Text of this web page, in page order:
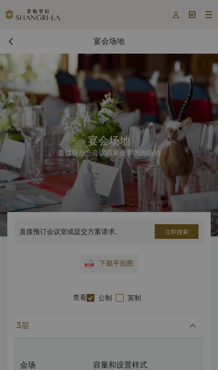
  
宴会场地
宴会场地
查找符合您会议或宴会要求的场地
直接预订会议室或提交方案请求。 立即搜索
下载平面图
查看 公制 英制
3层
会场 容量和设置样式